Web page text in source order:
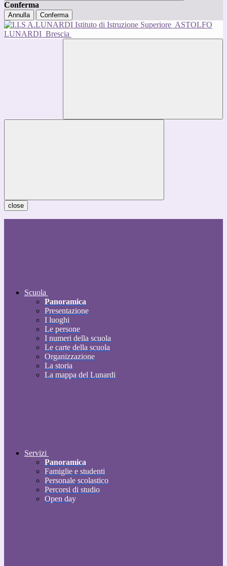
Conferma
Annulla Conferma
Istituto di Istruzione Superiore ASTOLFO
LUNARDI Brescia
close
Scuola
Panoramica
Presentazione
I luoghi
Le persone
I numeri della scuola
Le carte della scuola
Organizzazione
La storia
La mappa del Lunardi
Servizi
Panoramica
Famiglie e studenti
Personale scolastico
Percorsi di studio
Open day